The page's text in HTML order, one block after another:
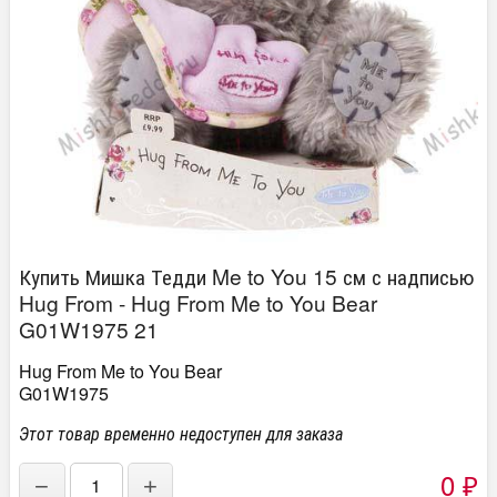
Купить Мишка Тедди Me to You 15 см с надписью
Hug From - Hug From Me to You Bear
G01W1975 21
Hug From Me to You Bear
G01W1975
Этот товар временно недоступен для заказа
− + 0 ₽